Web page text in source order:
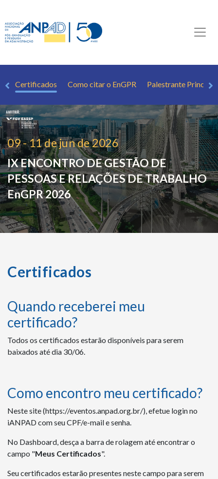
Certificados Como citar o EnGPR Palestrante Principal
09 - 11 de jun de 2026
IX ENCONTRO DE GESTÃO DE
PESSOAS E RELAÇÕES DE TRABALHO
EnGPR 2026
Certificados
Quando receberei meu
certificado?
Todos os certificados estarão disponíveis para serem
baixados até dia 30/06.
Como encontro meu certificado?
Neste site (https://eventos.anpad.org.br/), efetue login no
iANPAD com seu CPF/e-mail e senha.
No Dashboard, desça a barra de rolagem até encontrar o
campo "Meus Certificados".
Seu certificados estarão presentes neste campo para serem